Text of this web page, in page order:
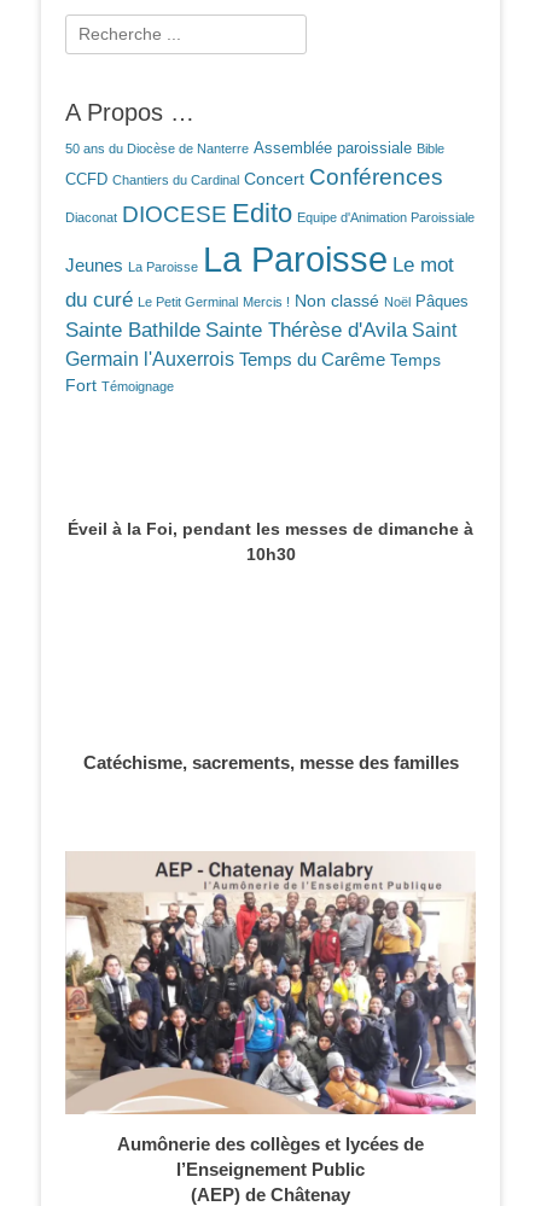
Rechercher :
A Propos …
50 ans du Diocèse de Nanterre Assemblée paroissiale Bible
CCFD Chantiers du Cardinal Concert Conférences
Diaconat DIOCESE Edito Equipe d'Animation Paroissiale
Jeunes La Paroisse La Paroisse Le mot
du curé Le Petit Germinal Mercis ! Non classé Noël Pâques
Sainte Bathilde Sainte Thérèse d'Avila Saint
Germain l'Auxerrois Temps du Carême Temps
Fort Témoignage
Éveil à la Foi, pendant les messes de dimanche à
10h30
Catéchisme, sacrements, messe des familles
Aumônerie des collèges et lycées de
l’Enseignement Public
(AEP) de Châtenay